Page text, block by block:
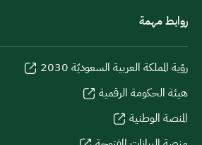
روابط مهمة
رؤية المملكة العربية السعوديّة 2030
هيئة الحكومة الرقمية
المنصة الوطنية